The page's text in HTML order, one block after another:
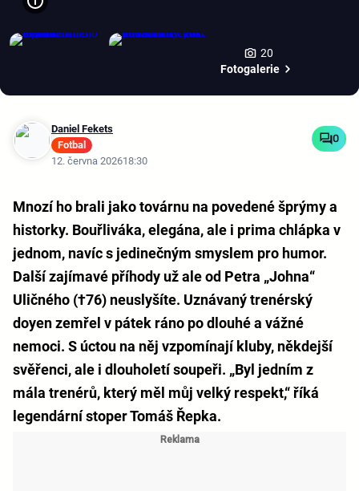
20
Fotogalerie
Daniel Fekets
Fotbal
12. června 202618:30
0
Mnozí ho brali jako továrnu na povedené šprýmy a
historky. Bouřliváka, elegána, ale i prima chlápka v
jednom, navíc s jedinečným smyslem pro humor.
Další zajímavé příhody už ale od Petra „Johna“
Uličného (†76) neuslyšíte. Uznávaný trenérský
doyen zemřel v pátek ráno po dlouhé a vážné
nemoci. S úctou na něj vzpomínají kluby, někdejší
svěřenci, ale i dlouholetí soupeři. „Byl jedním z
mála trenérů, který měl můj velký respekt,“ říká
legendární stoper Tomáš Řepka.